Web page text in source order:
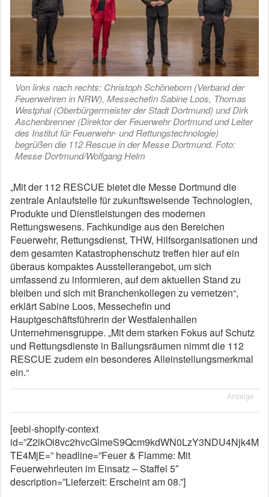
Von links nach rechts: Christoph Schöneborn (Verband der
Feuerwehren in NRW), Messechefin Sabine Loos, Thomas
Westphal (Oberbürgermeister der Stadt Dortmund) und Dirk
Aschenbrenner (Direktor der Feuerwehr Dortmund und Leiter
des Institut für Feuerwehr- und Rettungstechnologie)
begrüßen die 112 Rescue in der Messe Dortmund. Foto:
Messe Dortmund/Wolfgang Helm
„Mit der 112 RESCUE bietet die Messe Dortmund die
zentrale Anlaufstelle für zukunftsweisende Technologien,
Produkte und Dienstleistungen des modernen
Rettungswesens. Fachkundige aus den Bereichen
Feuerwehr, Rettungsdienst, THW, Hilfsorganisationen und
dem gesamten Katastrophenschutz treffen hier auf ein
überaus kompaktes Ausstellerangebot, um sich
umfassend zu informieren, auf dem aktuellen Stand zu
bleiben und sich mit Branchenkollegen zu vernetzen“,
erklärt Sabine Loos, Messechefin und
Hauptgeschäftsführerin der Westfalenhallen
Unternehmensgruppe. „Mit dem starken Fokus auf Schutz
und Rettungsdienste in Ballungsräumen nimmt die 112
RESCUE zudem ein besonderes Alleinstellungsmerkmal
ein.“
Anzeige
[eebl-shopify-context
id=”Z2lkOi8vc2hvcGlmeS9Qcm9kdWN0LzY3NDU4Njk4M
TE4MjE=” headline=”Feuer & Flamme: Mit
Feuerwehrleuten im Einsatz – Staffel 5″
description=”Lieferzeit: Erscheint am 08.”]